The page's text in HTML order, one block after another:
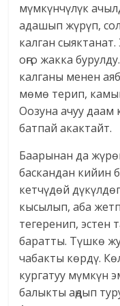
мүмкүнчүлүк
адашып жүрүп,
калган
оңго жакка
калганы менен
мөмө терип,
Оозуна ачуу даам
батпай акактайт.
Баарынан да
баскандан кийин
кетчүдөй
кысылып, аба
тегеренип, эстен
баратты. Түшкө
чабакты көрдү.
кургатуу мүмкүн
балыкты аңдып